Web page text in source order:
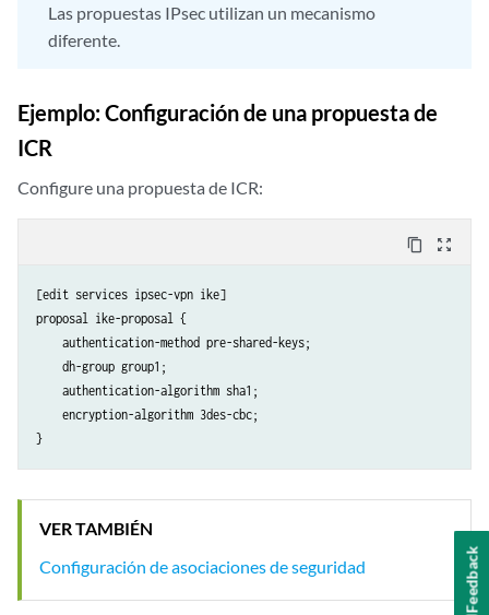
Las propuestas IPsec utilizan un mecanismo
diferente.
Ejemplo: Configuración de una propuesta de
ICR
Configure una propuesta de ICR:
content_copy zoom_out_map
[edit services ipsec-vpn ike]
proposal ike-proposal {
    authentication-method pre-shared-keys;
    dh-group group1;
    authentication-algorithm sha1;
    encryption-algorithm 3des-cbc;
VER TAMBIÉN
Configuración de asociaciones de seguridad
Feedback